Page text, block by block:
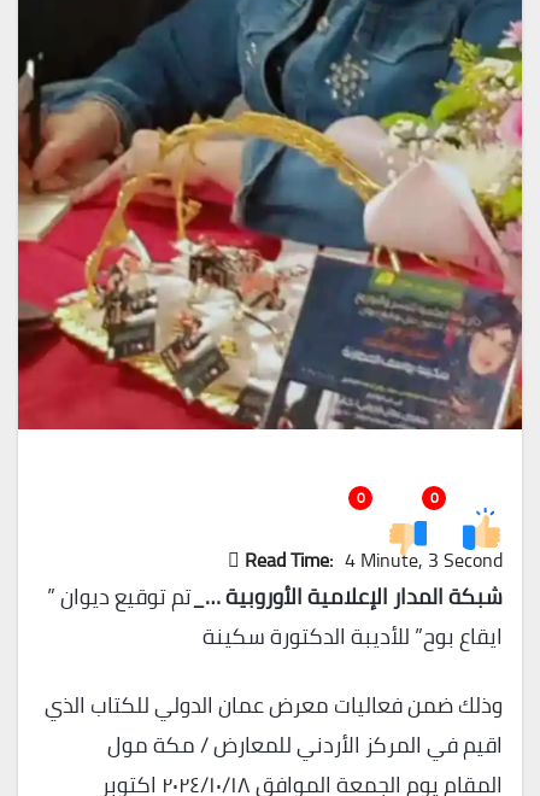
0
0
Read Time: 4 Minute, 3 Second
شبكة المدار الإعلامية الأوروبية …_تم توقيع ديوان ”
ايقاع بوح” للأديبة الدكتورة سكينة
وذلك ضمن فعاليات معرض عمان الدولي للكتاب الذي
اقيم في المركز الأردني للمعارض / مكة مول
المقام يوم الجمعة الموافق ٢٠٢٤/١٠/١٨ اكتوبر